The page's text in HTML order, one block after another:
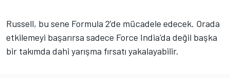
Russell, bu sene Formula 2'de mücadele edecek. Orada
etkilemeyi başarırsa sadece Force India'da değil başka
bir takımda dahi yarışma fırsatı yakalayabilir.